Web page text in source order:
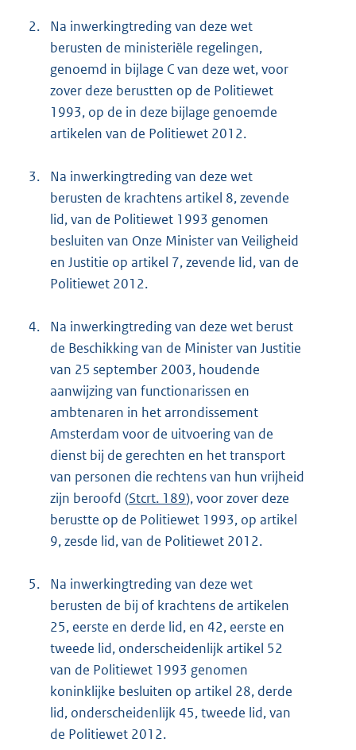
2.
Na inwerkingtreding van deze wet
berusten de ministeriële regelingen,
genoemd in bijlage C van deze wet, voor
zover deze berustten op de Politiewet
1993, op de in deze bijlage genoemde
artikelen van de Politiewet 2012.
3.
Na inwerkingtreding van deze wet
berusten de krachtens artikel 8, zevende
lid, van de Politiewet 1993 genomen
besluiten van Onze Minister van Veiligheid
en Justitie op artikel 7, zevende lid, van de
Politiewet 2012.
4.
Na inwerkingtreding van deze wet berust
de Beschikking van de Minister van Justitie
van 25 september 2003, houdende
aanwijzing van functionarissen en
ambtenaren in het arrondissement
Amsterdam voor de uitvoering van de
dienst bij de gerechten en het transport
van personen die rechtens van hun vrijheid
zijn beroofd (Stcrt. 189), voor zover deze
berustte op de Politiewet 1993, op artikel
9, zesde lid, van de Politiewet 2012.
5.
Na inwerkingtreding van deze wet
berusten de bij of krachtens de artikelen
25, eerste en derde lid, en 42, eerste en
tweede lid, onderscheidenlijk artikel 52
van de Politiewet 1993 genomen
koninklijke besluiten op artikel 28, derde
lid, onderscheidenlijk 45, tweede lid, van
de Politiewet 2012.